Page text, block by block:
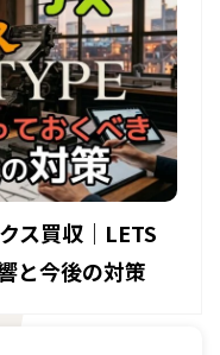
ス買収｜LETS
と今後の対策